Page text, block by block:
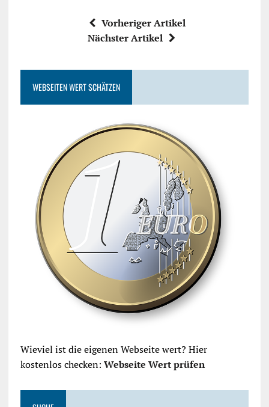
Vorheriger Artikel
Nächster Artikel
WEBSEITEN WERT SCHÄTZEN
Wieviel ist die eigenen Webseite wert? Hier
kostenlos checken: Webseite Wert prüfen